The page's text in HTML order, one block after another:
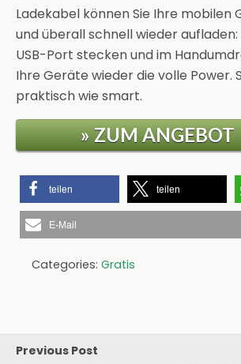
Ladekabel können Sie Ihre mobilen
und überall schnell wieder
USB-Port stecken und im
Ihre Geräte wieder die volle Power.
praktisch wie smart.
» ZUM ANGEBOT
teilen teilen
E-Mail
Categories: Gratis
Previous Post